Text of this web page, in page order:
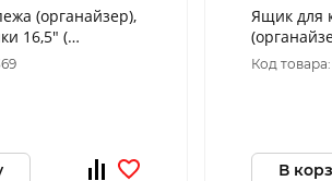
(органайзер),
16,5" (
)
Ящик для
(съемные
Код
В